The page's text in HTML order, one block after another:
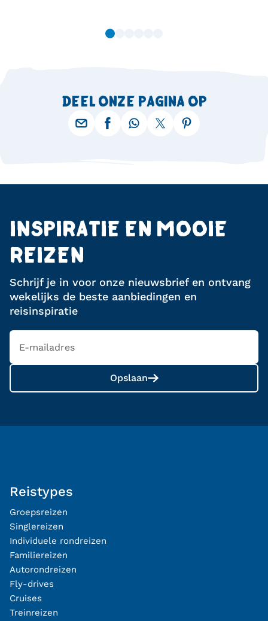
DEEL ONZE PAGINA OP
INSPIRATIE EN MOOIE
REIZEN
Schrijf je in voor onze nieuwsbrief en ontvang
wekelijks de beste aanbiedingen en
reisinspiratie
Opslaan
Reistypes
Groepsreizen
Singlereizen
Individuele rondreizen
Familiereizen
Autorondreizen
Fly-drives
Cruises
Treinreizen